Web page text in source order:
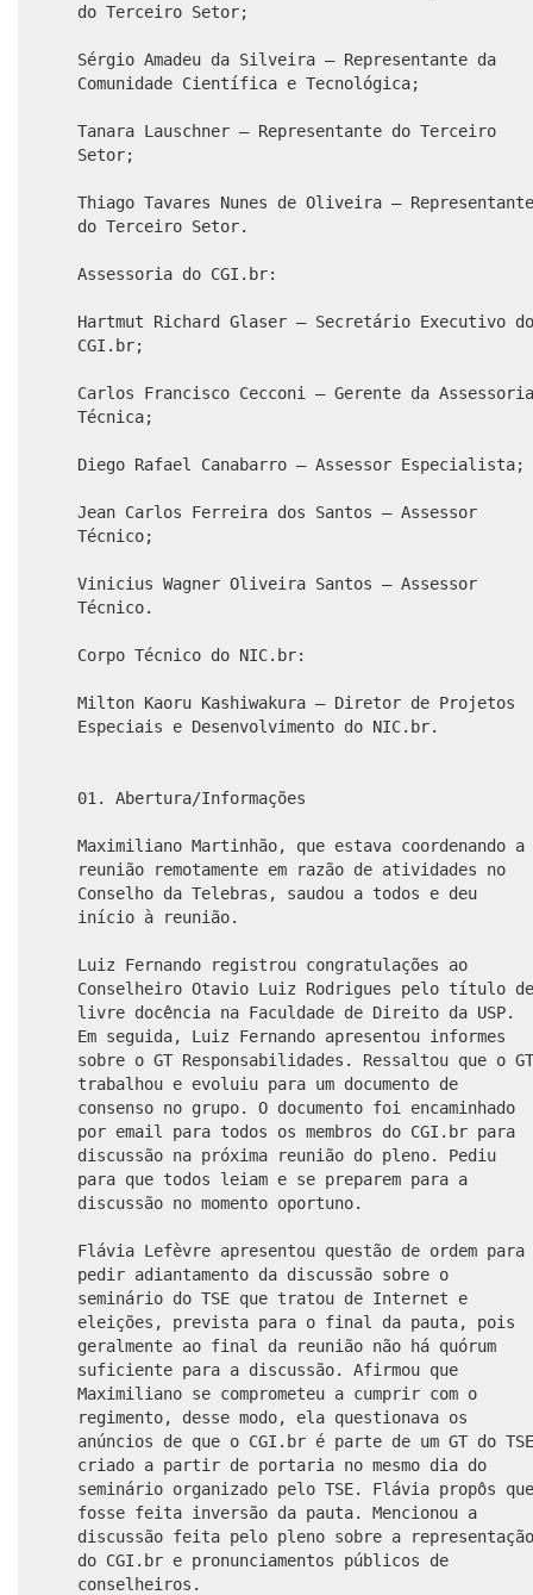
do Terceiro Setor;
Sérgio Amadeu da Silveira – Representante da
Comunidade Científica e Tecnológica;
Tanara Lauschner – Representante do Terceiro
Setor;
Thiago Tavares Nunes de Oliveira – Representante
do Terceiro Setor.
Assessoria do CGI.br:
Hartmut Richard Glaser – Secretário Executivo do
CGI.br;
Carlos Francisco Cecconi – Gerente da Assessoria
Técnica;
Diego Rafael Canabarro – Assessor Especialista;
Jean Carlos Ferreira dos Santos – Assessor
Técnico;
Vinicius Wagner Oliveira Santos – Assessor
Técnico.
Corpo Técnico do NIC.br:
Milton Kaoru Kashiwakura – Diretor de Projetos
Especiais e Desenvolvimento do NIC.br.
01. Abertura/Informações
Maximiliano Martinhão, que estava coordenando a
reunião remotamente em razão de atividades no
Conselho da Telebras, saudou a todos e deu
início à reunião.
Luiz Fernando registrou congratulações ao
Conselheiro Otavio Luiz Rodrigues pelo título de
livre docência na Faculdade de Direito da USP.
Em seguida, Luiz Fernando apresentou informes
sobre o GT Responsabilidades. Ressaltou que o GT
trabalhou e evoluiu para um documento de
consenso no grupo. O documento foi encaminhado
por email para todos os membros do CGI.br para
discussão na próxima reunião do pleno. Pediu
para que todos leiam e se preparem para a
discussão no momento oportuno.
Flávia Lefèvre apresentou questão de ordem para
pedir adiantamento da discussão sobre o
seminário do TSE que tratou de Internet e
eleições, prevista para o final da pauta, pois
geralmente ao final da reunião não há quórum
suficiente para a discussão. Afirmou que
Maximiliano se comprometeu a cumprir com o
regimento, desse modo, ela questionava os
anúncios de que o CGI.br é parte de um GT do TSE
criado a partir de portaria no mesmo dia do
seminário organizado pelo TSE. Flávia propôs que
fosse feita inversão da pauta. Mencionou a
discussão feita pelo pleno sobre a representação
do CGI.br e pronunciamentos públicos de
conselheiros.